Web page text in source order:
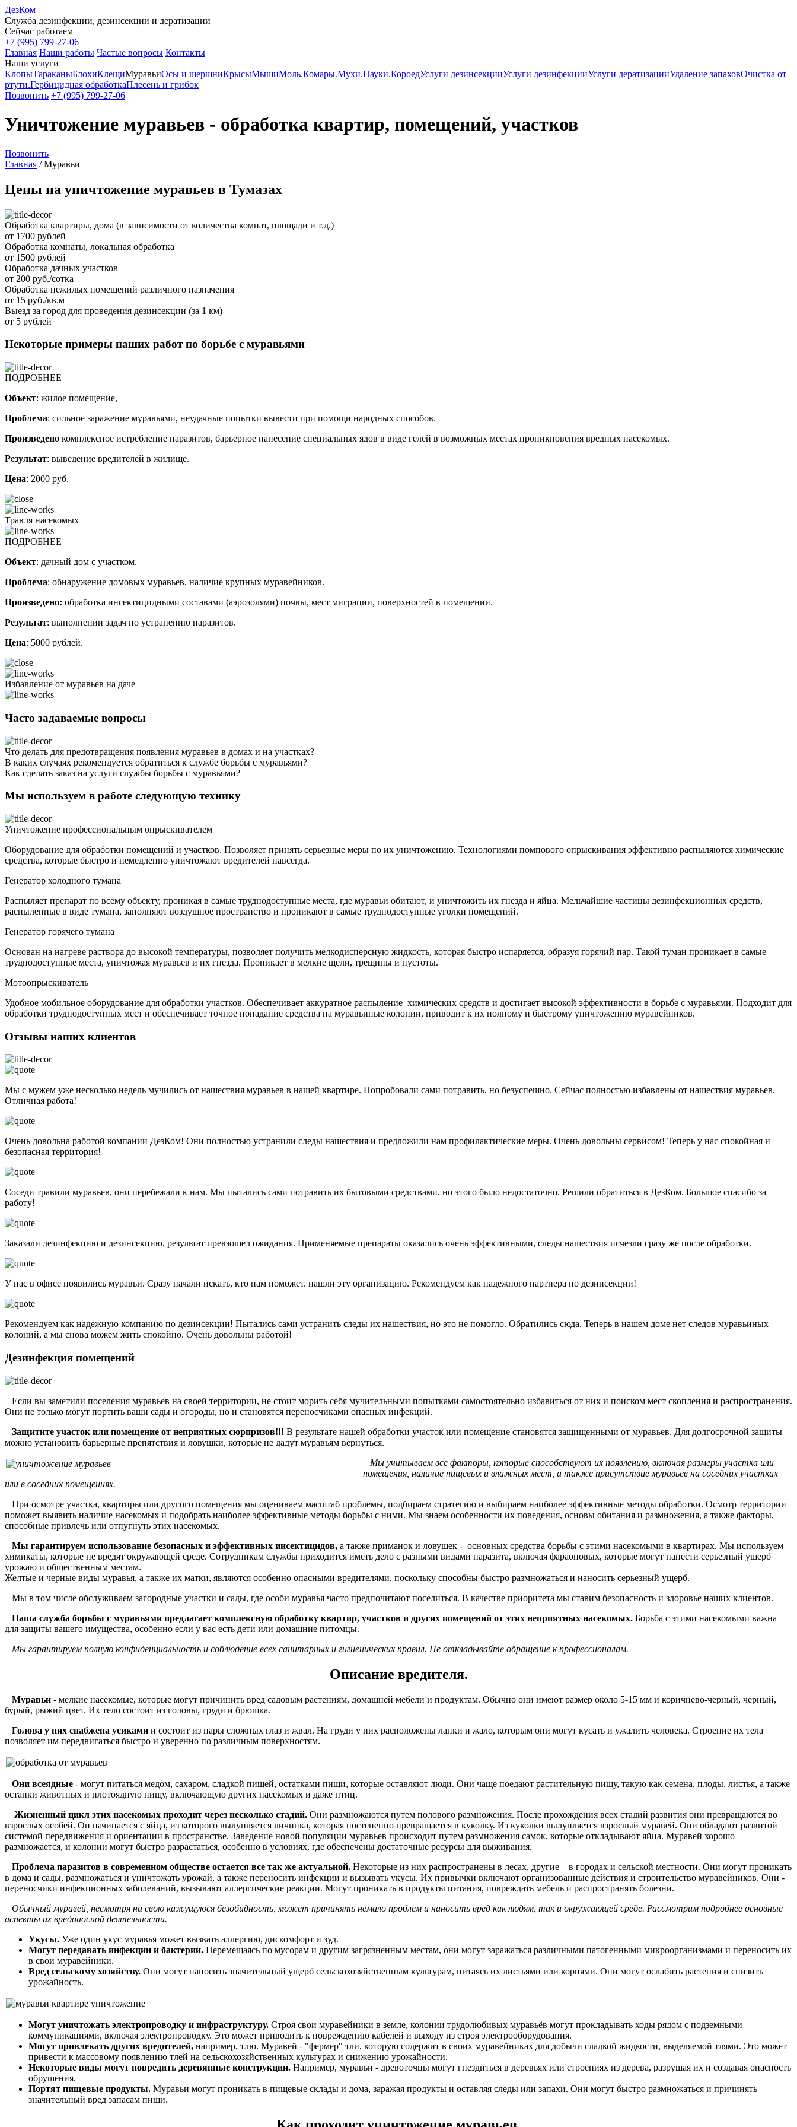
ДезКом
Служба дезинфекции, дезинсекции и дератизации
Сейчас работаем
+7 (995) 799-27-06
Главная Наши работы Частые вопросы Контакты
Наши услуги
КлопыТараканыБлохиКлещиМуравьиОсы и шершниКрысыМышиМоль.Комары.Мухи.Пауки.КороедУслуги дезинсекцииУслуги дезинфекцииУслуги дератизацииУдаление запаховОчистка от
ртути.Гербицидная обработкаПлесень и грибок
Позвонить +7 (995) 799-27-06
Уничтожение муравьев - обработка квартир, помещений, участков
Позвонить
Главная /Муравьи
Цены на уничтожение муравьев в Тумазах
Обработка квартиры, дома (в зависимости от количества комнат, площади и т.д.)
от 1700 рублей
Обработка комнаты, локальная обработка
от 1500 рублей
Обработка дачных участков
от 200 руб./сотка
Обработка нежилых помещений различного назначения
от 15 руб./кв.м
Выезд за город для проведения дезинсекции (за 1 км)
от 5 рублей
Некоторые примеры наших работ по борьбе с муравьями
ПОДРОБНЕЕ
Объект: жилое помещение,
Проблема: сильное заражение муравьями, неудачные попытки вывести при помощи народных способов.
Произведено комплексное истребление паразитов, барьерное нанесение специальных ядов в виде гелей в возможных местах проникновения вредных насекомых.
Результат: выведение вредителей в жилище.
Цена: 2000 руб.
Травля насекомых
ПОДРОБНЕЕ
Объект: дачный дом с участком.
Проблема: обнаружение домовых муравьев, наличие крупных муравейников.
Произведено: обработка инсектицидными составами (аэрозолями) почвы, мест миграции, поверхностей в помещении.
Результат: выполнении задач по устранению паразитов.
Цена: 5000 рублей.
Избавление от муравьев на даче
Часто задаваемые вопросы
Что делать для предотвращения появления муравьев в домах и на участках?
В каких случаях рекомендуется обратиться к службе борьбы с муравьями?
Как сделать заказ на услуги службы борьбы с муравьями?
Мы используем в работе следующую технику
Уничтожение профессиональным опрыскивателем
Оборудование для обработки помещений и участков. Позволяет принять серьезные меры по их уничтожению. Технологиями помпового опрыскивания эффективно распыляются химические
средства, которые быстро и немедленно уничтожают вредителей навсегда.
Генератор холодного тумана
Распыляет препарат по всему объекту, проникая в самые труднодоступные места, где муравьи обитают, и уничтожить их гнезда и яйца. Мельчайшие частицы дезинфекционных средств,
распыленные в виде тумана, заполняют воздушное пространство и проникают в самые труднодоступные уголки помещений.
Генератор горячего тумана
Основан на нагреве раствора до высокой температуры, позволяет получить мелкодисперсную жидкость, которая быстро испаряется, образуя горячий пар. Такой туман проникает в самые
труднодоступные места, уничтожая муравьев и их гнезда. Проникает в мелкие щели, трещины и пустоты.
Мотоопрыскиватель
Удобное мобильное оборудование для обработки участков. Обеспечивает аккуратное распыление химических средств и достигает высокой эффективности в борьбе с муравьями. Подходит для
обработки труднодоступных мест и обеспечивает точное попадание средства на муравьиные колонии, приводит к их полному и быстрому уничтожению муравейников.
Отзывы наших клиентов
Мы с мужем уже несколько недель мучились от нашествия муравьев в нашей квартире. Попробовали сами потравить, но безуспешно. Сейчас полностью избавлены от нашествия муравьев.
Отличная работа!
Очень довольна работой компании ДезКом! Они полностью устранили следы нашествия и предложили нам профилактические меры. Очень довольны сервисом! Теперь у нас спокойная и
безопасная территория!
Соседи травили муравьев, они перебежали к нам. Мы пытались сами потравить их бытовыми средствами, но этого было недостаточно. Решили обратиться в ДезКом. Большое спасибо за
работу!
Заказали дезинфекцию и дезинсекцию, результат превзошел ожидания. Применяемые препараты оказались очень эффективными, следы нашествия исчезли сразу же после обработки.
У нас в офисе появились муравьи. Сразу начали искать, кто нам поможет. нашли эту организацию. Рекомендуем как надежного партнера по дезинсекции!
Рекомендуем как надежную компанию по дезинсекции! Пытались сами устранить следы их нашествия, но это не помогло. Обратились сюда. Теперь в нашем доме нет следов муравьиных
колоний, а мы снова можем жить спокойно. Очень довольны работой!
Дезинфекция помещений
Если вы заметили поселения муравьев на своей территории, не стоит морить себя мучительными попытками самостоятельно избавиться от них и поиском мест скопления и распространения.
Они не только могут портить ваши сады и огороды, но и становятся переносчиками опасных инфекций.
Защитите участок или помещение от неприятных сюрпризов!!! В результате нашей обработки участок или помещение становятся защищенными от муравьев. Для долгосрочной защиты
можно установить барьерные препятствия и ловушки, которые не дадут муравьям вернуться.
Мы учитываем все факторы, которые способствуют их появлению, включая размеры участка или
помещения, наличие пищевых и влажных мест, а также присутствие муравьев на соседних участках
или в соседних помещениях.
При осмотре участка, квартиры или другого помещения мы оцениваем масштаб проблемы, подбираем стратегию и выбираем наиболее эффективные методы обработки. Осмотр территории
поможет выявить наличие насекомых и подобрать наиболее эффективные методы борьбы с ними. Мы знаем особенности их поведения, основы обитания и размножения, а также факторы,
способные привлечь или отпугнуть этих насекомых.
Мы гарантируем использование безопасных и эффективных инсектицидов, а также приманок и ловушек - основных средства борьбы с этими насекомыми в квартирах. Мы используем
химикаты, которые не вредят окружающей среде. Сотрудникам службы приходится иметь дело с разными видами паразита, включая фараоновых, которые могут нанести серьезный ущерб
урожаю и общественным местам.
Желтые и черные виды муравья, а также их матки, являются особенно опасными вредителями, поскольку способны быстро размножаться и наносить серьезный ущерб.
Мы в том числе обслуживаем загородные участки и сады, где особи муравья часто предпочитают поселиться. В качестве приоритета мы ставим безопасность и здоровье наших клиентов.
Наша служба борьбы с муравьями предлагает комплексную обработку квартир, участков и других помещений от этих неприятных насекомых. Борьба с этими насекомыми важна
для защиты вашего имущества, особенно если у вас есть дети или домашние питомцы.
Мы гарантируем полную конфиденциальность и соблюдение всех санитарных и гигиенических правил. Не откладывайте обращение к профессионалам.
Описание вредителя.
Муравьи - мелкие насекомые, которые могут причинить вред садовым растениям, домашней мебели и продуктам. Обычно они имеют размер около 5-15 мм и коричнево-черный, черный,
бурый, рыжий цвет. Их тело состоит из головы, груди и брюшка.
Голова у них снабжена усиками и состоит из пары сложных глаз и жвал. На груди у них расположены лапки и жало, которым они могут кусать и ужалить человека. Строение их тела
позволяет им передвигаться быстро и уверенно по различным поверхностям.
Они всеядные - могут питаться медом, сахаром, сладкой пищей, остатками пищи, которые оставляют люди. Они чаще поедают растительную пищу, такую как семена, плоды, листья, а также
останки животных и плотоядную пищу, включающую других насекомых и даже птиц.
Жизненный цикл этих насекомых проходит через несколько стадий. Они размножаются путем полового размножения. После прохождения всех стадий развития они превращаются во
взрослых особей. Он начинается с яйца, из которого вылупляется личинка, которая постепенно превращается в куколку. Из куколки вылупляется взрослый муравей. Они обладают развитой
системой передвижения и ориентации в пространстве. Заведение новой популяции муравьев происходит путем размножения самок, которые откладывают яйца. Муравей хорошо
размножается, и колонии могут быстро разрастаться, особенно в условиях, где обеспечены достаточные ресурсы для выживания.
Проблема паразитов в современном обществе остается все так же актуальной. Некоторые из них распространены в лесах, другие – в городах и сельской местности. Они могут проникать
в дома и сады, размножаться и уничтожать урожай, а также переносить инфекции и вызывать укусы. Их привычки включают организованные действия и строительство муравейников. Они -
переносчики инфекционных заболеваний, вызывают аллергические реакции. Могут проникать в продукты питания, повреждать мебель и распространять болезни.
Обычный муравей, несмотря на свою кажущуюся безобидность, может причинять немало проблем и наносить вред как людям, так и окружающей среде. Рассмотрим подробнее основные
аспекты их вредоносной деятельности.
Укусы. Уже один укус муравья может вызвать аллергию, дискомфорт и зуд.
Могут передавать инфекции и бактерии. Перемещаясь по мусорам и другим загрязненным местам, они могут заражаться различными патогенными микроорганизмами и переносить их
в свои муравейники.
Вред сельскому хозяйству. Они могут наносить значительный ущерб сельскохозяйственным культурам, питаясь их листьями или корнями. Они могут ослабить растения и снизить
урожайность.
Могут уничтожать электропроводку и инфраструктуру. Строя свои муравейники в земле, колонии трудолюбивых муравьёв могут прокладывать ходы рядом с подземными
коммуникациями, включая электропроводку. Это может приводить к повреждению кабелей и выходу из строя электрооборудования.
Могут привлекать других вредителей, например, тлю. Муравей - "фермер" тли, которую содержит в своих муравейниках для добычи сладкой жидкости, выделяемой тлями. Это может
привести к массовому появлению тлей на сельскохозяйственных культурах и снижению урожайности.
Некоторые виды могут повредить деревянные конструкции. Например, муравьи - древоточцы могут гнездиться в деревьях или строениях из дерева, разрушая их и создавая опасность
обрушения.
Портят пищевые продукты. Муравьи могут проникать в пищевые склады и дома, заражая продукты и оставляя следы или запахи. Они могут быстро размножаться и причинять
значительный вред запасам пищи.